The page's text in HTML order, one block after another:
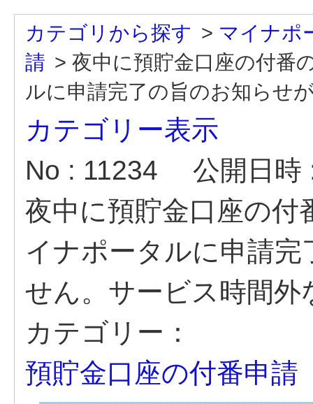
カテゴリから探す > マイナポ
請 > 夜中に預貯金口座の付番
ルに申請完了の旨のお知らせ
カテゴリー表示
No : 11234
公開日時
夜中に預貯金口座の
イナポータルに申請
せん。サービス時間
カテゴリー：
預貯金口座の付番申請